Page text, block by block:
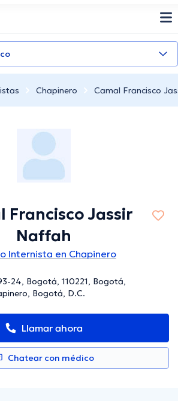
Chapinero Camal Francisco
Francisco Jassir
Naffah
Internista en Chapinero
24, Bogotá, 110221, Bogotá,
Bogotá, D.C.
Llamar ahora
Chatear con médico